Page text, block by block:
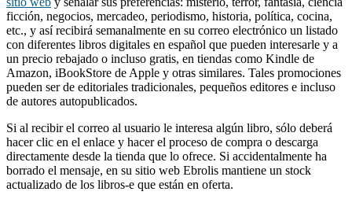
ficción, negocios, mercadeo, periodismo, historia, política, cocina,
etc., y así recibirá semanalmente en su correo electrónico un listado
con diferentes libros digitales en español que pueden interesarle y a
un precio rebajado o incluso gratis, en tiendas como Kindle de
Amazon, iBookStore de Apple y otras similares. Tales promociones
pueden ser de editoriales tradicionales, pequeños editores e incluso
de autores autopublicados.
Si al recibir el correo al usuario le interesa algún libro, sólo deberá
hacer clic en el enlace y hacer el proceso de compra o descarga
directamente desde la tienda que lo ofrece. Si accidentalmente ha
borrado el mensaje, en su sitio web Ebrolis mantiene un stock
actualizado de los libros-e que están en oferta.